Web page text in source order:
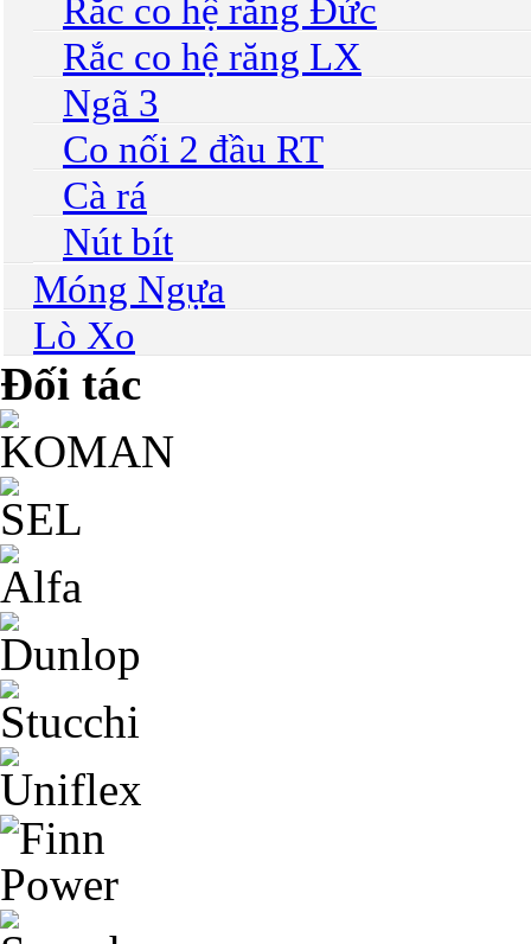
Rắc co hệ răng Đức
Rắc co hệ răng LX
Ngã 3
Co nối 2 đầu RT
Cà rá
Nút bít
Móng Ngựa
Lò Xo
Đối tác